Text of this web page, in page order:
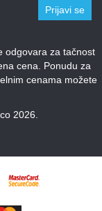
Prijavi se
odgovara za tačnost
cena. Ponudu za
cenama možete
2026.